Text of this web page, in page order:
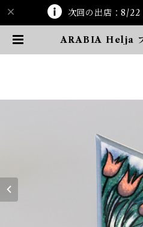
次回の出店：8/
ARABIA Helja